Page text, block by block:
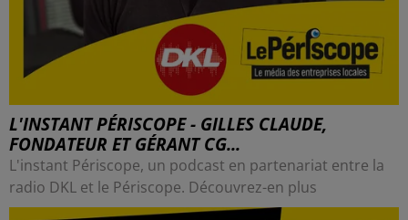
L'INSTANT PÉRISCOPE - GILLES CLAUDE,
FONDATEUR ET GÉRANT CG...
L'instant Périscope, un podcast en partenariat entre la
radio DKL et le Périscope. Découvrez-en plus